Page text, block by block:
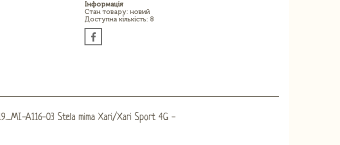
Інформація
Стан товару: новий
Доступна кількість: 8